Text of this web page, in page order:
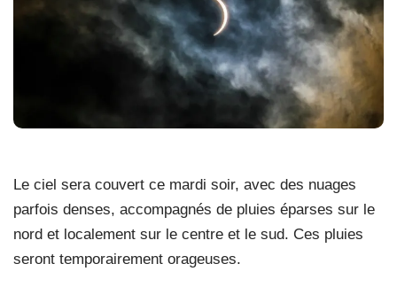
Le ciel sera couvert ce mardi soir, avec des nuages
parfois denses, accompagnés de pluies éparses sur le
nord et localement sur le centre et le sud. Ces pluies
seront temporairement orageuses.